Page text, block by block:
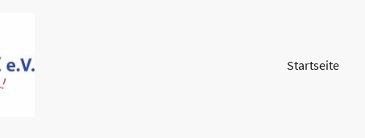
Startseite